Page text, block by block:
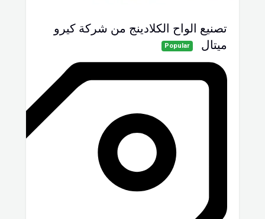
تصنيع الواح الكلادينج من شركة كيرو
ميتال
Popular